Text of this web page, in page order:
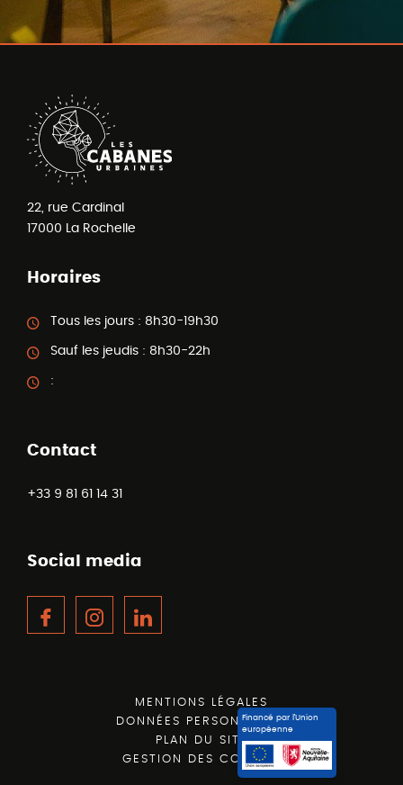
22, rue Cardinal
17000
La Rochelle
Horaires
Tous les jours : 8h30-19h30
Sauf les jeudis : 8h30-22h
Financé par l’Union
européenne
:
Contact
+33 9 81 61 14 31
Social media
FacebookInstagram
MENTIONS LÉGALES
DONNÉES PERSONNELLES
PLAN DU SITE
GESTION DES COOKIES